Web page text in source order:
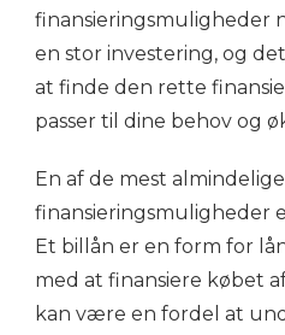
finansieringsmuligheder
en stor investering, og
at finde den rette
passer til dine behov og
En af de mest almindelige
finansieringsmuligheder
Et billån er en form for
med at finansiere købet
kan være en fordel at